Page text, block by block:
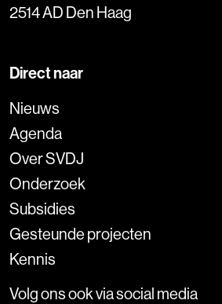
2514 AD Den Haag
Direct naar
Nieuws
Agenda
Over SVDJ
Onderzoek
Subsidies
Gesteunde projecten
Kennis
Volg ons ook via social media